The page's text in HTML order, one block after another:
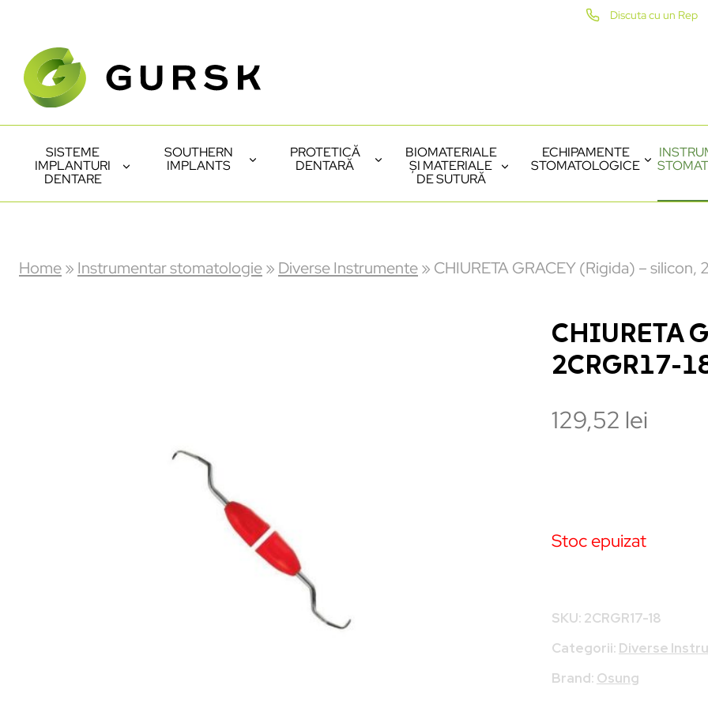
Discuta cu un Rep
SISTEME
IMPLANTURI
DENTARE
SOUTHERN
IMPLANTS
PROTETICĂ
DENTARĂ
BIOMATERIALE
ȘI MATERIALE
DE SUTURĂ
ECHIPAMENTE
STOMATOLOGICE
Home» Instrumentar stomatologie» Diverse Instrumente» CHIURETA GRACEY (Rigida) – silicon,
CHIURETA
2CRGR17-
129,52 lei
Stoc epuizat
SKU: 2CRGR17-18
Categorii: Diverse
Brand: Osung